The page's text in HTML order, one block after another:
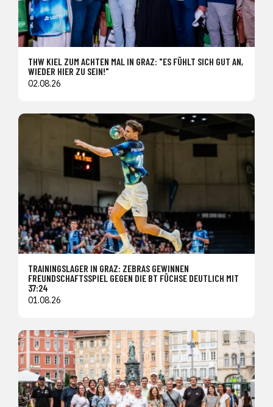
THW KIEL ZUM ACHTEN MAL IN GRAZ: "ES FÜHLT SICH GUT AN,
WIEDER HIER ZU SEIN!"
02.08.26
TRAININGSLAGER IN GRAZ: ZEBRAS GEWINNEN
FREUNDSCHAFTSSPIEL GEGEN DIE BT FÜCHSE DEUTLICH MIT
37:24
01.08.26